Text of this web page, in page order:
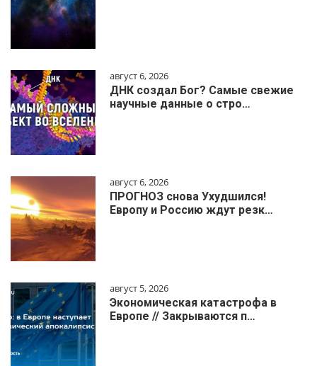
август 6, 2026
ДНК создал Бог? Самые свежие
научные данные о стро…
август 6, 2026
ПРОГНОЗ снова Ухудшился!
Европу и Россию ждут резк…
август 5, 2026
Экономическая катастрофа в
Европе // Закрываются п…